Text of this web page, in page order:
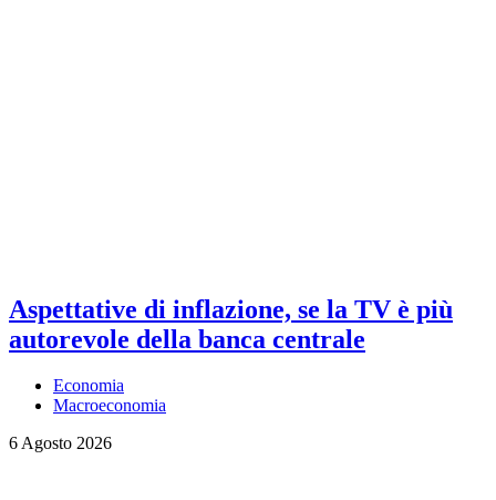
Aspettative di inflazione, se la TV è più
autorevole della banca centrale
Economia
Macroeconomia
6 Agosto 2026